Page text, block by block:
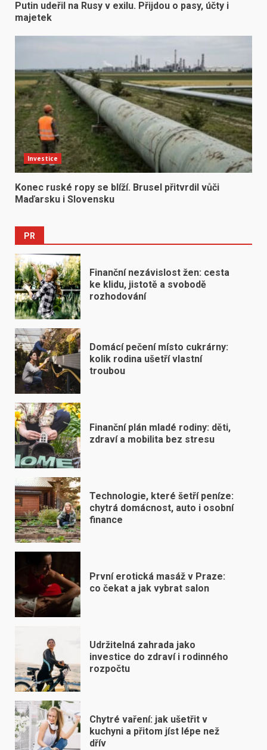
Putin udeřil na Rusy v exilu. Přijdou o pasy, účty i
majetek
Investice
Konec ruské ropy se blíží. Brusel přitvrdil vůči
Maďarsku i Slovensku
PR
Finanční nezávislost žen: cesta
ke klidu, jistotě a svobodě
rozhodování
Domácí pečení místo cukrárny:
kolik rodina ušetří vlastní
troubou
Finanční plán mladé rodiny: děti,
zdraví a mobilita bez stresu
Technologie, které šetří peníze:
chytrá domácnost, auto i osobní
finance
První erotická masáž v Praze:
co čekat a jak vybrat salon
Udržitelná zahrada jako
investice do zdraví i rodinného
rozpočtu
Chytré vaření: jak ušetřit v
kuchyni a přitom jíst lépe než
dřív